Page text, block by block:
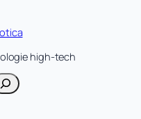
high-tech